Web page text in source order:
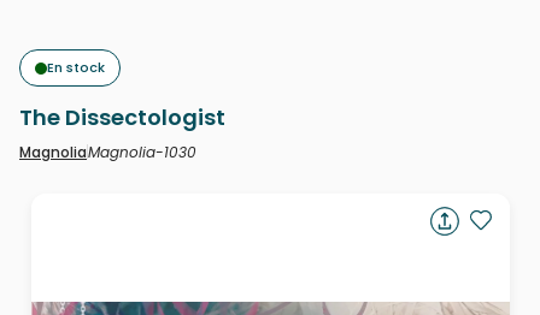
En stock
The Dissectologist
MagnoliaMagnolia-1030